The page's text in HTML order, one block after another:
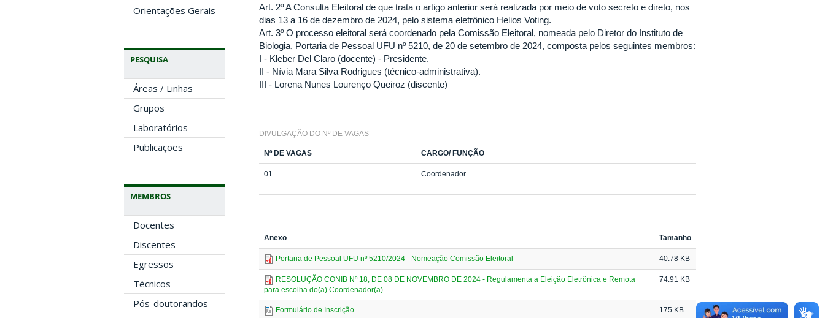
Orientações Gerais
PESQUISA
Áreas / Linhas
Grupos
Laboratórios
Publicações
MEMBROS
Docentes
Discentes
Egressos
Técnicos
Pós-doutorandos
Art. 2º A Consulta Eleitoral de que trata o artigo anterior será realizada por meio de voto secreto e direto, nos
dias 13 a 16 de dezembro de 2024, pelo sistema eletrônico Helios Voting.
Art. 3º O processo eleitoral será coordenado pela Comissão Eleitoral, nomeada pelo Diretor do Instituto de
Biologia, Portaria de Pessoal UFU nº 5210, de 20 de setembro de 2024, composta pelos seguintes membros:
I - Kleber Del Claro (docente) - Presidente.
II - Nívia Mara Silva Rodrigues (técnico-administrativa).
III - Lorena Nunes Lourenço Queiroz (discente)
DIVULGAÇÃO DO Nº DE VAGAS
Nº DE VAGAS CARGO/ FUNÇÃO
01 Coordenador
Anexo Tamanho
Portaria de Pessoal UFU nº 5210/2024 - Nomeação Comissão Eleitoral 40.78 KB
RESOLUÇÃO CONIB Nº 18, DE 08 DE NOVEMBRO DE 2024 - Regulamenta a Eleição Eletrônica e Remota
para escolha do(a) Coordenador(a)
74.91 KB
Formulário de Inscrição 175 KB